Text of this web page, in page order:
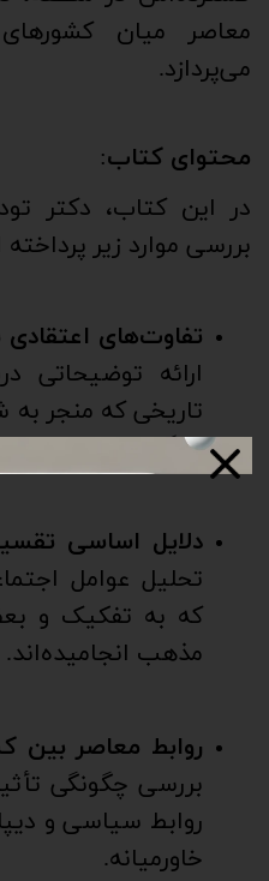
معاصر میان
می‌پردازد.
محتوای کتاب:
در این کتاب، دکتر
بررسی موارد زیر
تفاوت‌های
ارائه توضیحاتی
تاریخی که منجر
بزرگ اسلام شده‌اند.
دلایل اساسی
تحلیل عوامل
که به تفکیک و
مذهب انجامیده‌اند.
روابط معاصر بین
بررسی چگونگی
روابط سیاسی و
خاورمیانه.